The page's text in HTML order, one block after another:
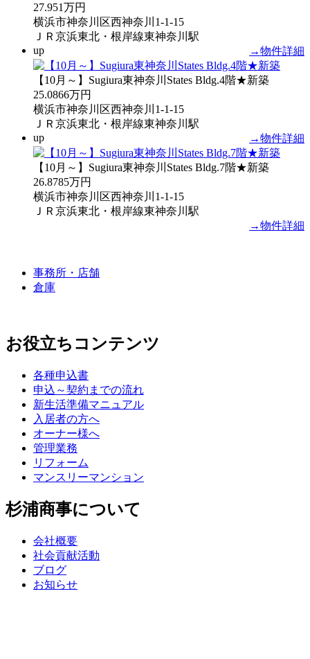
27.951万円
横浜市神奈川区西神奈川1-1-15
ＪＲ京浜東北・根岸線東神奈川駅
→物件詳細
up
【10月～】Sugiura東神奈川States Bldg.4階★新築
25.0866万円
横浜市神奈川区西神奈川1-1-15
ＪＲ京浜東北・根岸線東神奈川駅
→物件詳細
up
【10月～】Sugiura東神奈川States Bldg.7階★新築
26.8785万円
横浜市神奈川区西神奈川1-1-15
ＪＲ京浜東北・根岸線東神奈川駅
→物件詳細
事務所・店舗
倉庫
お役立ちコンテンツ
各種申込書
申込～契約までの流れ
新生活準備マニュアル
入居者の方へ
オーナー様へ
管理業務
リフォーム
マンスリーマンション
杉浦商事について
会社概要
社会貢献活動
ブログ
お知らせ